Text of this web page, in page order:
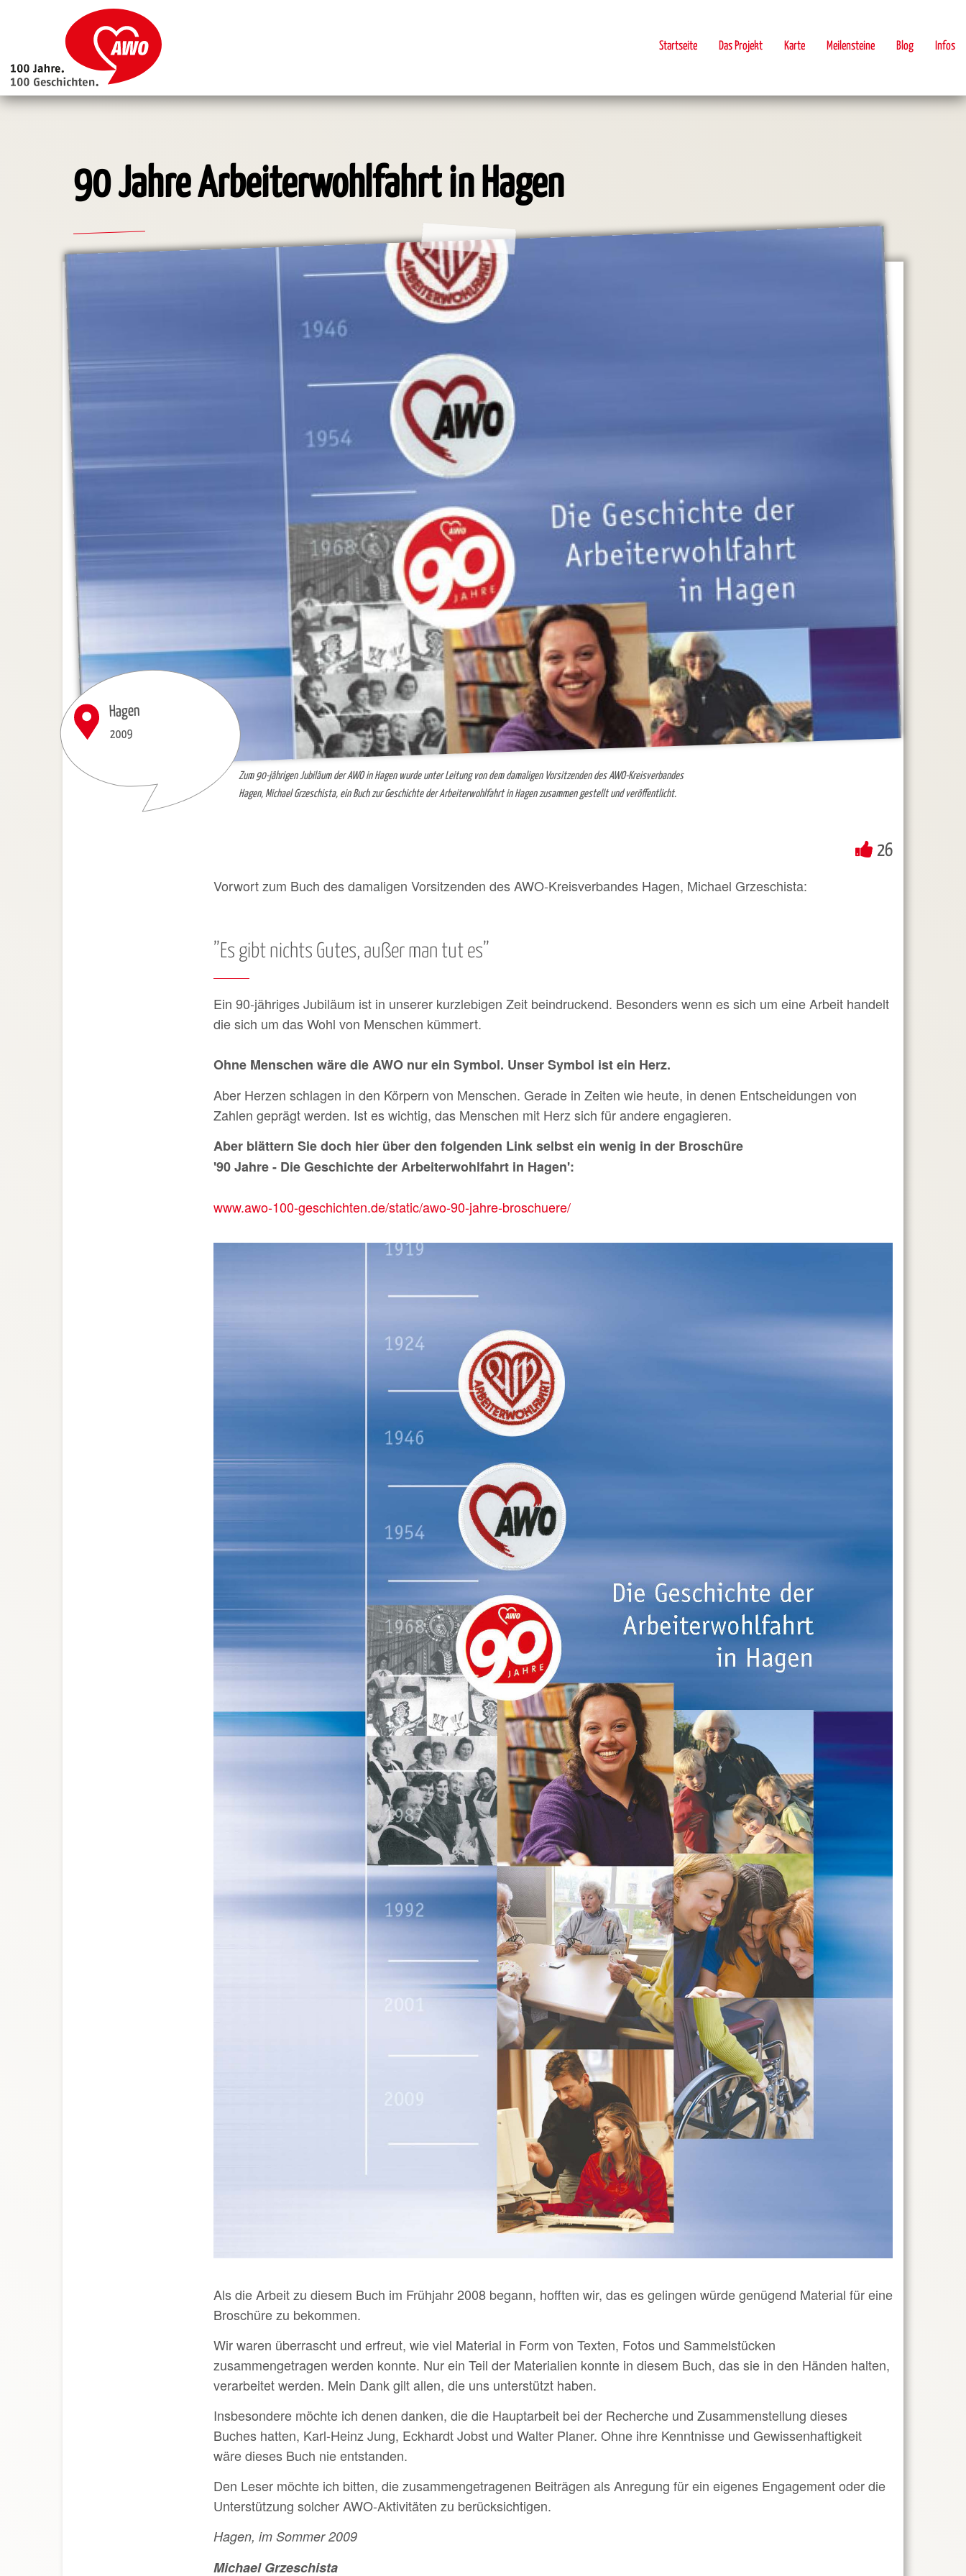
navigation
Startseite Das Projekt Karte Meilensteine Blog Infos
90 Jahre Arbeiterwohlfahrt in Hagen
Hagen
2009
Zum 90-jährigen Jubiläum der AWO in Hagen wurde unter Leitung von dem damaligen Vorsitzenden des AWO-Kreisverbandes
Hagen, Michael Grzeschista, ein Buch zur Geschichte der Arbeiterwohlfahrt in Hagen zusammen gestellt und veröffentlicht.
26
Vorwort zum Buch des damaligen Vorsitzenden des AWO-Kreisverbandes Hagen, Michael Grzeschista:
”Es gibt nichts Gutes, außer man tut es”
Ein 90-jähriges Jubiläum ist in unserer kurzlebigen Zeit beindruckend. Besonders wenn es sich um eine Arbeit handelt
die sich um das Wohl von Menschen kümmert.
Ohne Menschen wäre die AWO nur ein Symbol. Unser Symbol ist ein Herz.
Aber Herzen schlagen in den Körpern von Menschen. Gerade in Zeiten wie heute, in denen Entscheidungen von
Zahlen geprägt werden. Ist es wichtig, das Menschen mit Herz sich für andere engagieren.
Aber blättern Sie doch hier über den folgenden Link selbst ein wenig in der Broschüre
'90 Jahre - Die Geschichte der Arbeiterwohlfahrt in Hagen':
www.awo-100-geschichten.de/static/awo-90-jahre-broschuere/
Als die Arbeit zu diesem Buch im Frühjahr 2008 begann, hofften wir, das es gelingen würde genügend Material für eine
Broschüre zu bekommen.
Wir waren überrascht und erfreut, wie viel Material in Form von Texten, Fotos und Sammelstücken
zusammengetragen werden konnte. Nur ein Teil der Materialien konnte in diesem Buch, das sie in den Händen halten,
verarbeitet werden. Mein Dank gilt allen, die uns unterstützt haben.
Insbesondere möchte ich denen danken, die die Hauptarbeit bei der Recherche und Zusammenstellung dieses
Buches hatten, Karl-Heinz Jung, Eckhardt Jobst und Walter Planer. Ohne ihre Kenntnisse und Gewissenhaftigkeit
wäre dieses Buch nie entstanden.
Den Leser möchte ich bitten, die zusammengetragenen Beiträgen als Anregung für ein eigenes Engagement oder die
Unterstützung solcher AWO-Aktivitäten zu berücksichtigen.
Hagen, im Sommer 2009
Michael Grzeschista